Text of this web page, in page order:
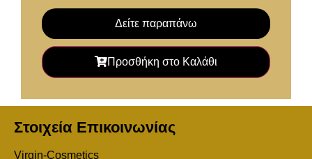
Δείτε παραπάνω
Προσθήκη στο Καλάθι
Στοιχεία Επικοινωνίας
Virgin-Cosmetics